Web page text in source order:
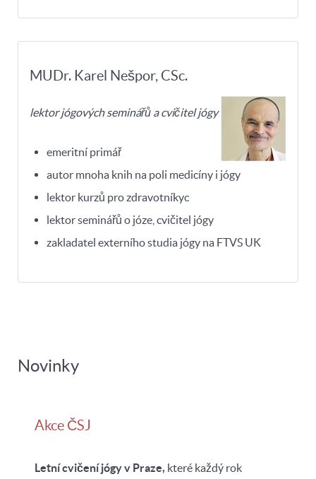
MUDr. Karel Nešpor, CSc.
lektor jógových seminářů a cvičitel jógy
emeritní primář
autor mnoha knih na poli medicíny i jógy
lektor kurzů pro zdravotníkyc
lektor seminářů o józe, cvičitel jógy
zakladatel externího studia jógy na FTVS UK
Novinky
Akce ČSJ
Letní cvičení jógy v Praze, které každý rok